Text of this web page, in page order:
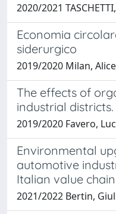
2020/2021
Economia
siderurgico
2019/2020 Milan, Alice
The effects of
industrial districts.
2019/2020 Favero,
Environmental
automotive
Italian value chain
2021/2022 Bertin,